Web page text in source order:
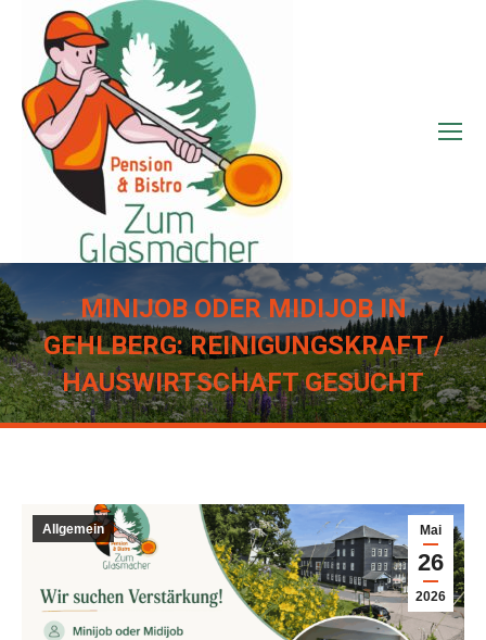
MINIJOB ODER MIDIJOB IN
GEHLBERG: REINIGUNGSKRAFT /
HAUSWIRTSCHAFT GESUCHT
Sie befinden sich hier:
Mai
26
2026
Allgemein